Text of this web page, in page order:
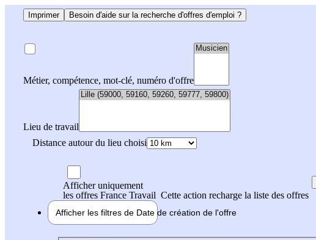
Imprimer Besoin d'aide sur la recherche d'offres d'emploi ?
Métier, compétence, mot-clé, numéro d'offre
Lieu de travail
Distance autour du lieu choisi
Afficher uniquement
les offres France Travail Cette action recharge la liste des offres
Afficher les filtres de Date de création de l'offre